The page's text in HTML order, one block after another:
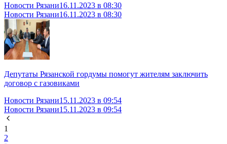
Новости Рязани16.11.2023 в 08:30
Новости Рязани16.11.2023 в 08:30
Депутаты Рязанской гордумы помогут жителям заключить
договор с газовиками
Новости Рязани15.11.2023 в 09:54
Новости Рязани15.11.2023 в 09:54
1
2